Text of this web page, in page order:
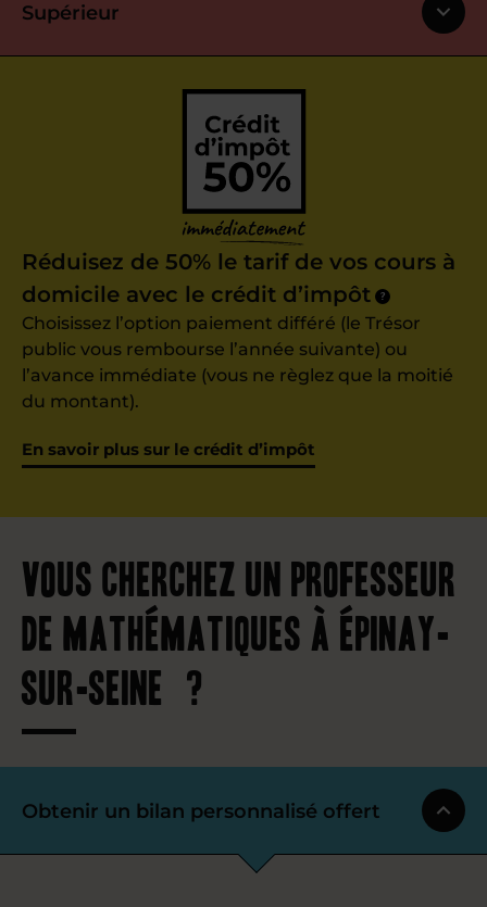
Supérieur
Réduisez de 50% le tarif de vos cours à
domicile avec le crédit d’impôt
?
Choisissez l’option paiement différé (le Trésor
public vous rembourse l’année suivante) ou
l’avance immédiate (vous ne règlez que la moitié
du montant).
En savoir plus sur le crédit d’impôt
Vous cherchez un professeur
de mathématiques à Épinay-
sur-Seine ?
Obtenir un bilan personnalisé offert